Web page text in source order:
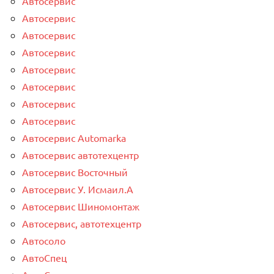
Автосервис
Автосервис
Автосервис
Автосервис
Автосервис
Автосервис
Автосервис
Автосервис Automarka
Автосервис автотехцентр
Автосервис Восточный
Автосервис У. Исмаил.А
Автосервис Шиномонтаж
Автосервис, автотехцентр
Автосоло
АвтоСпец